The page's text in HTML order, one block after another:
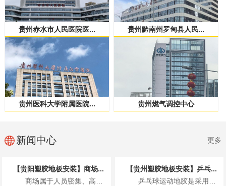
贵州赤水市人民医院医... 贵州黔南州罗甸县人民...
贵州医科大学附属医院... 贵州燃气调控中心
新闻中心 更多
【贵阳塑胶地板安装】商场...
商场属于人员密集、高频使用的公共商业空间，塑胶地板的安装不仅要满足美观整洁的展...
【贵州塑胶地板安装】乒乓...
乒乓球运动地胶是采用聚乙烯材料专门为运动场地开发的一种地板，具体来说就是以聚氯...